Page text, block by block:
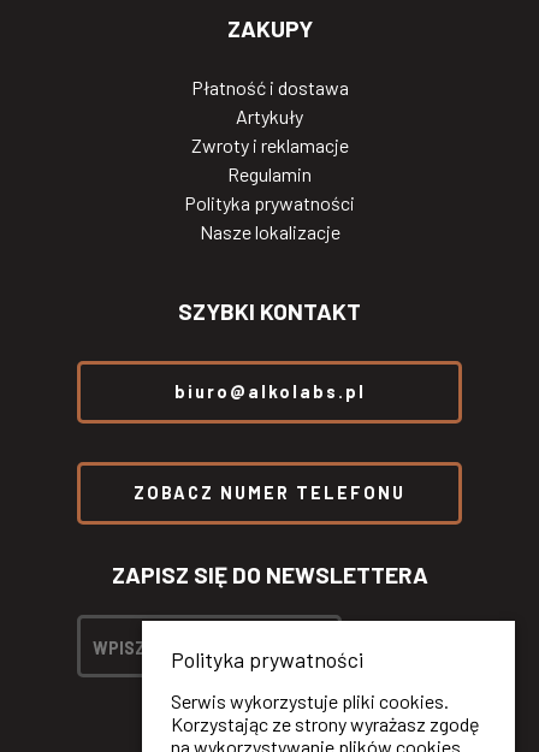
ZAKUPY
Płatność i dostawa
Artykuły
Zwroty i reklamacje
Regulamin
Polityka prywatności
Nasze lokalizacje
SZYBKI KONTAKT
biuro@alkolabs.pl
ZOBACZ NUMER TELEFONU
ZAPISZ SIĘ DO NEWSLETTERA
Polityka prywatności
Serwis wykorzystuje pliki cookies.
Korzystając ze strony wyrażasz zgodę
na wykorzystywanie plików cookies.